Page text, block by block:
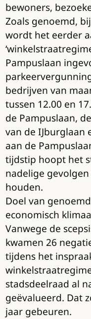
bewoners,
Zoals genoemd,
wordt het eerder
Pampuslaan
bedrijven van
tussen 12.00 en
de Pampuslaan,
van de IJburglaan
aan de
tijdstip hoopt het
nadelige
houden.
Doel van
economisch
Vanwege de
kwamen 26
tijdens het
stadsdeelraad al
geëvalueerd. Dat
jaar gebeuren.